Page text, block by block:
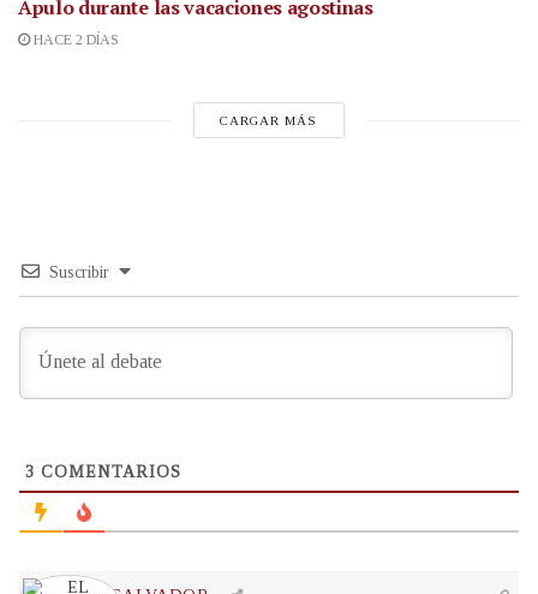
Apulo durante las vacaciones agostinas
HACE 2 DÍAS
CARGAR MÁS
Suscribir
3 COMENTARIOS